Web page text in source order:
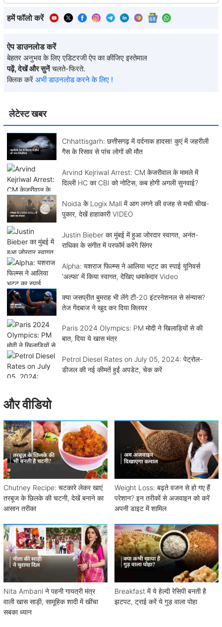
लेटेस्ट खबर
Chhattisgarh: छत्तीसगढ़ में दर्दनाक हादसा! कुएं में जहरीली
गैस के रिसाव से पांच लोगों की मौत
Arvind Kejriwal Arrest: CM केजरीवाल के मामले में
दिल्ली HC का CBI को नोटिस, कब होगी अगली सुनवाई?
Noida के Logix Mall में आग लगने की वजह से मची चीख-
पुकार, देखें हाहाकारी VIDEO
Justin Bieber का मुंबई में हुआ जोरदार स्वागत, अनंत-
राधिका के संगीत में परफॉर्म करेंगे सिंगर
Alpha: यशराज फिल्म्स ने आलिया भट्ट का स्पाई यूनिवर्स
'अल्फा' में किया स्वागत, देखिए धमाकेदार Video
क्या जसप्रीत बुमराह भी लेंगे टी-20 इंटरनेशनल से संन्यास?
तेज गेंदबाज ने खुद कर दिया क्लियर
Paris 2024 Olympics: PM मोदी ने खिलाड़ियों से की
बात, दिया ये खास मंत्र
Petrol Diesel Rates on July 05, 2024: पेट्रोल-
डीजल की नई कीमतें हुईं अपडेट, चेक करें
हमें फॉलो करें
ऐप डाउनलोड करें
बेहतर अनुभव के लिए एडिटरजी ऐप का कीजिए इस्तेमाल
पढ़ें, देखें और सुनें चलते-फिरते.
क्लिक करें अभी डाउनलोड करने के लिए !
और वीडियो
Chutney Recipe: चटकारे लेकर खाएं
तरबूज के छिलके की चटनी, देखें बनाने का
आसान तरीका
Weight Loss: बढ़ते वजन से हो गए हैं
परेशान? इन तरीकों से अजवाइन को करें
अपनी डाइट में शामिल
Nita Ambani ने पहनी गायत्री मंत्र
वाली खास साड़ी, सामूहिक शादी में खींचा
सबका ध्यान
Breakfast में ये हेल्दी रेसिपी बनती है
झटपट, ट्राई करें ये गुड़ वाला पोहा